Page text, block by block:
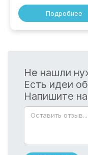
Подробнее
Не нашли
Есть идеи
Напишите